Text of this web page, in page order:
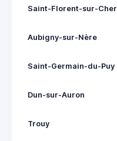
Saint-Florent-sur-Cher
Aubigny-sur-Nère
Saint-Germain-du-Puy
Dun-sur-Auron
Trouy